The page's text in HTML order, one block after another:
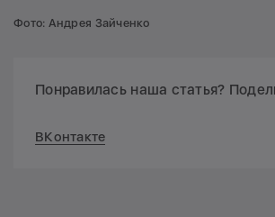
Фото: Андрея Зайченко
Понравилась наша статья?
ВКонтакте